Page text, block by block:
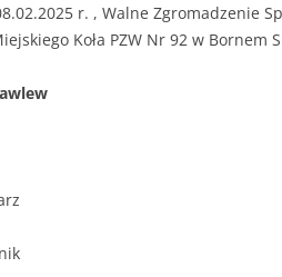
r. , Walne Zgromadzenie
Koła PZW Nr 92 w Bornem